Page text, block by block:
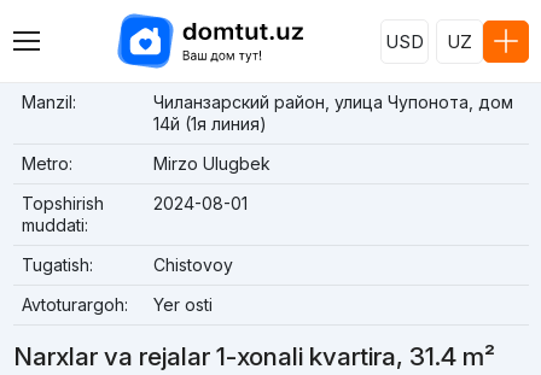
USD UZ
Manzil:
Чиланзарский район, улица Чупонота, дом
14й (1я линия)
Metro:
Mirzo Ulugbek
Topshirish
muddati:
2024-08-01
Tugatish:
Chistovoy
Avtoturargoh:
Yer osti
Narxlar va rejalar 1-xonali kvartira, 31.4 m²